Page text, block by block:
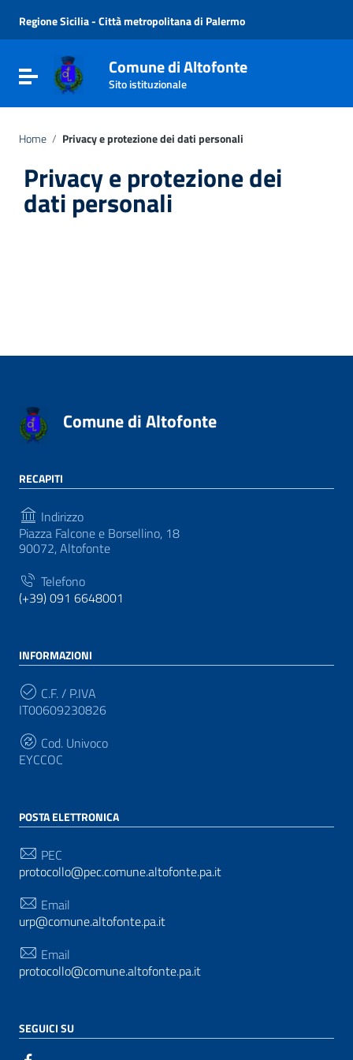
Vai al menu di navigazione
Vai al footer
Regione Sicilia - Città metropolitana di Palermo
Attiva / disattiva la navigazione
Comune di Altofonte
Sito istituzionale
Home / Privacy e protezione dei dati personali
Privacy e protezione dei
dati personali
Comune di Altofonte
RECAPITI
Indirizzo
Piazza Falcone e Borsellino, 18
90072, Altofonte
Telefono
(+39) 091 6648001
INFORMAZIONI
C.F. / P.IVA
IT00609230826
Cod. Univoco
EYCCOC
POSTA ELETTRONICA
PEC
protocollo@pec.comune.altofonte.pa.it
Email
urp@comune.altofonte.pa.it
Email
protocollo@comune.altofonte.pa.it
SEGUICI SU